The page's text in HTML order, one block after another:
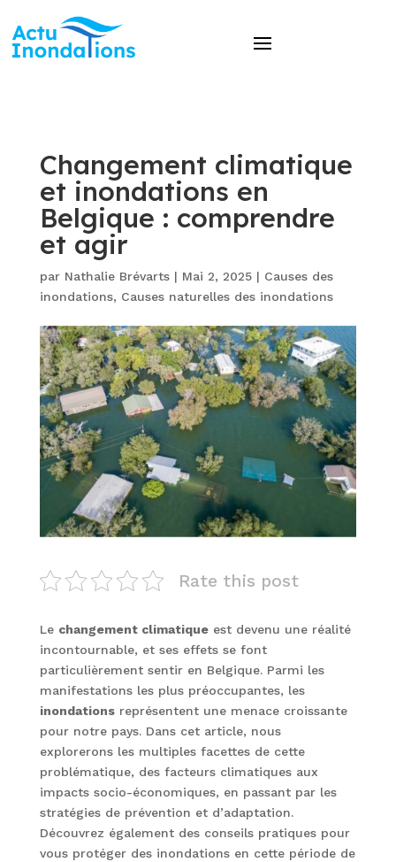
Changement climatique
et inondations en
Belgique : comprendre
et agir
par Nathalie Brévarts| Mai 2, 2025| Causes des
inondations, Causes naturelles des inondations
Rate this post
Le changement climatiqueest devenu une réalité
incontournable, et ses effets se font
particulièrement sentir en Belgique. Parmi les
manifestations les plus préoccupantes, les
inondationsreprésentent une menace croissante
pour notre pays. Dans cet article, nous
explorerons les multiples facettes de cette
problématique, des facteurs climatiques aux
impacts socio-économiques, en passant par les
stratégies de prévention et d’adaptation.
Découvrez également des conseils pratiques pour
vous protéger des inondations en cette période de